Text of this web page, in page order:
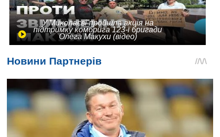
У Миколаєві пройшла акція на
підтримку комбрига 123-ї бригади
Олега Макухи (відео)